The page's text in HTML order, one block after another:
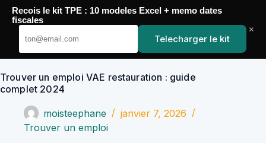
Passer
contenu
YoupiJobs
Trouver un emploi VAE restauration : guide
complet 2024
moisteephane
janvier 7, 2026
Trouver un emploi
Recois le kit TPE : 10 modeles Excel + memo dates
fiscales
Telecharger le kit
×